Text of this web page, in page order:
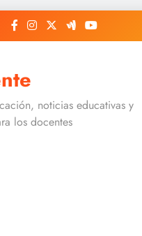
noticias educativas y
los docentes